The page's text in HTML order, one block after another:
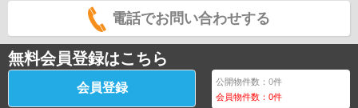
電話でお問い合わせする
無料会員登録はこちら
会員登録 公開物件数：0件
会員物件数：0件